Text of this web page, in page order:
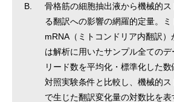
B.
骨格筋の細胞抽出液から機械的ス
る翻訳への影響の網羅的定量。ミ
mRNA（ミトコンドリア内翻訳）
は解析に用いたサンプル全ての
リード数を平均化・標準化した
対照実験条件と比較し、機械的
で生じた翻訳変化量の対数比を表